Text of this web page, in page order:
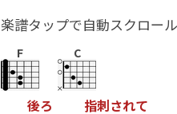
楽譜タップで自動スクロー
F
後ろ
C
指刺されて